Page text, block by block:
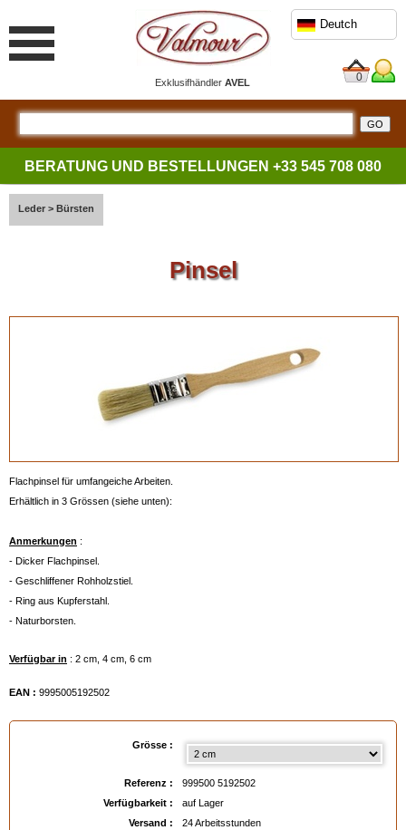
ExklusifhändlerAVEL
Deutch
0
BERATUNG UND BESTELLUNGEN +33 545 708 080
Leder > Bürsten
Pinsel
Flachpinsel für umfangeiche Arbeiten.
Erhältlich in 3 Grössen (siehe unten):
Anmerkungen :
- Dicker Flachpinsel.
- Geschliffener Rohholzstiel.
- Ring aus Kupferstahl.
- Naturborsten.
Verfügbar in : 2 cm, 4 cm, 6 cm
EAN : 9995005192502
Grösse :
Referenz :
999500 5192502
Verfügbarkeit :
auf Lager
Versand :
24 Arbeitsstunden